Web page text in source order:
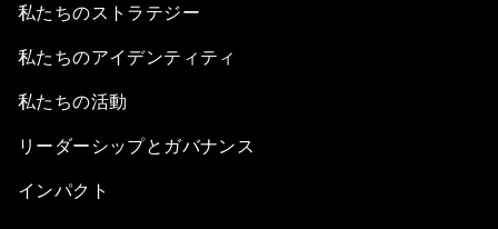
私たちのストラテジー
私たちのアイデンティティ
私たちの活動
リーダーシップとガバナンス
インパクト